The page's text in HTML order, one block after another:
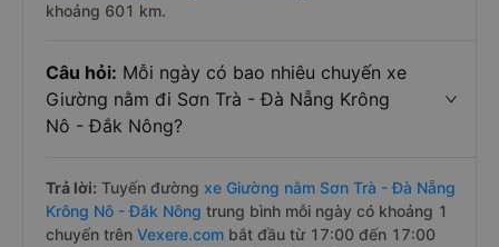
khoảng 601 km.
Câu hỏi: Mỗi ngày có bao nhiêu chuyến xe
Giường nằm đi Sơn Trà - Đà Nẵng Krông
Nô - Đắk Nông?
Trả lời: Tuyến đường xe Giường nằm Sơn Trà - Đà Nẵng
Krông Nô - Đắk Nông trung bình mỗi ngày có khoảng 1
chuyến trên Vexere.com bắt đầu từ 17:00 đến 17:00